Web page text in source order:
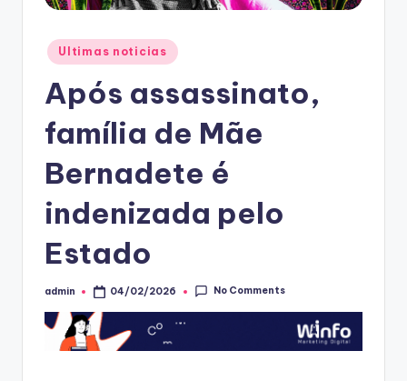
Posted
in
Ultimas noticias
Após assassinato,
família de Mãe
Bernadete é
indenizada pelo
Estado
Posted
admin 04/02/2026 No Comments